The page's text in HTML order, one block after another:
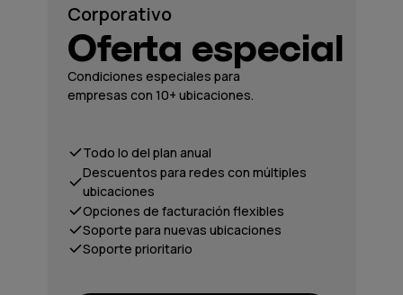
Corporativo
Oferta especial
Condiciones especiales para
empresas con 10+ ubicaciones.
Todo lo del plan anual
Descuentos para redes con múltiples
ubicaciones
Opciones de facturación flexibles
Soporte para nuevas ubicaciones
Soporte prioritario